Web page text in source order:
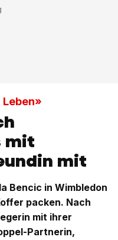
Leben»
mit
mit
Bencic in Wimbledon
packen. Nach
mit ihrer
Partnerin,